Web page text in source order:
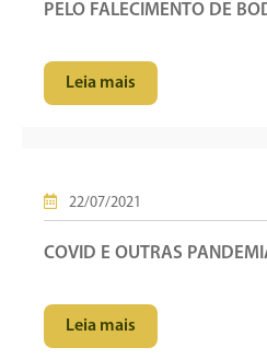
PELO FALECIMENTO DE
Leia mais
22/07/2021
COVID E OUTRAS
Leia mais